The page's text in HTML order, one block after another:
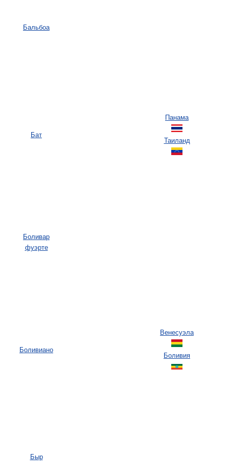
Бальбоа
Панама
Бат
Таиланд
Боливар
фуэрте
Венесуэла
Боливиано
Боливия
Быр